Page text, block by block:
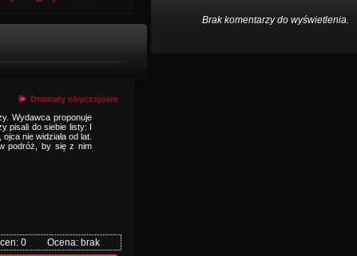
Dramaty obyczajowe
Wydawca proponuje
pisali do siebie listy: I
nie widziała od lat.
podróż, by się z nim
0 Ocena: brak
Brak komentarzy do wyświetlenia.